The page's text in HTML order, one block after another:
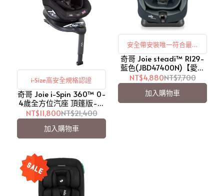
i-Size高安全規格認證
奇哥 Joie i-Spin 360™ 0-
4歲全方位汽座 頂篷版-黑
色(JBD06300D) i-
Spin360 Canopy【愛吾
兒】
NT$11,800NT$21,400
加入購物車
安全帶安裝唯一符合最新
R129/03 法規
奇哥 Joie steadi™ R129-
藍色(JBD47400N)【愛吾
兒】
NT$4,880NT$7,700
加入購物車